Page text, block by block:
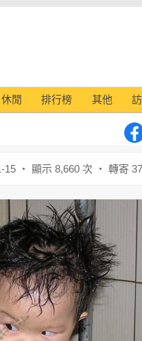
休閒 排行榜 其他
‧ 顯示 8,660 次 ‧ 轉寄